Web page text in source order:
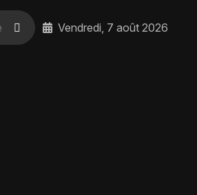
Vendredi, 7 août 2026